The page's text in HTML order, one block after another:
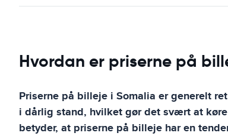
Hvordan er priserne på
Priserne på billeje i Somalia er generelt
i dårlig stand, hvilket gør det svært at
betyder, at priserne på billeje har en